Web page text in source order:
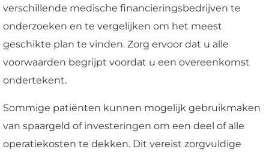
verschillende medische financieringsbedrijven te
onderzoeken en te vergelijken om het meest
geschikte plan te vinden. Zorg ervoor dat u alle
voorwaarden begrijpt voordat u een overeenkomst
ondertekent.
Sommige patiënten kunnen mogelijk gebruikmaken
van spaargeld of investeringen om een deel of alle
operatiekosten te dekken. Dit vereist zorgvuldige